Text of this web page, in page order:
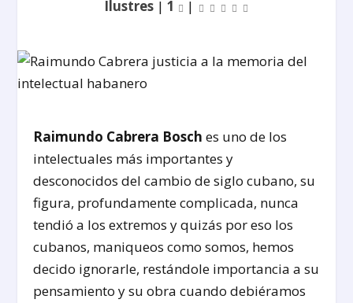
Ilustres | 1 |
Raimundo Cabrera Bosch es uno de los
intelectuales más importantes y
desconocidos del cambio de siglo cubano, su
figura, profundamente complicada, nunca
tendió a los extremos y quizás por eso los
cubanos, maniqueos como somos, hemos
decido ignorarle, restándole importancia a su
pensamiento y su obra cuando debiéramos